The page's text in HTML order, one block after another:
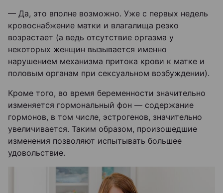
— Да, это вполне возможно. Уже с первых недель
кровоснабжение матки и влагалища резко
возрастает (а ведь отсутствие оргазма у
некоторых женщин вызывается именно
нарушением механизма притока крови к матке и
половым органам при сексуальном возбуждении).
Кроме того, во время беременности значительно
изменяется гормональный фон — содержание
гормонов, в том числе, эстрогенов, значительно
увеличивается. Таким образом, произошедшие
изменения позволяют испытывать большее
удовольствие.